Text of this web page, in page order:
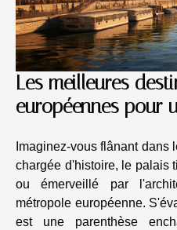
Les meilleures
européennes pour
Imaginez-vous flânant
chargée d'histoire, le palais
ou émerveillé par
métropole européenne.
est une parenthèse